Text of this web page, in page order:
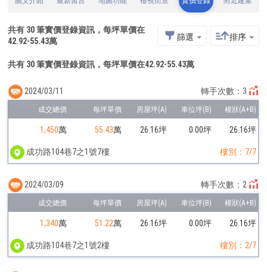
共有 30筆實價登錄資訊，每坪單價在
42.92-55.43萬 篩選 排序
共有 30 筆實價登錄資訊，每坪單價在42.92-55.43萬
1,450萬 55.43萬 26.16坪 0.00坪 26.16坪
成功路104巷7之1號7樓 樓別：7/7
2024/03/11 轉手次數：3
1,340萬 51.22萬 26.16坪 0.00坪 26.16坪
成功路104巷7之1號2樓 樓別：2/7
2024/03/09 轉手次數：2